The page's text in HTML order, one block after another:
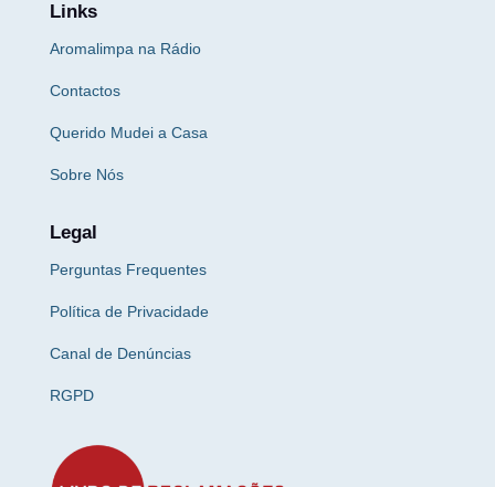
Links
Aromalimpa na Rádio
Contactos
Querido Mudei a Casa
Sobre Nós
Legal
Perguntas Frequentes
Política de Privacidade
Canal de Denúncias
RGPD